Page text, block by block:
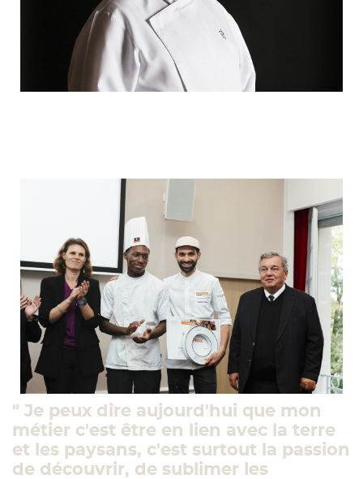
" Je peux dire aujourd'hui que mon
métier c'est être en lien avec la terre
et les paysans, c'est surtout la passion
de découvrir, de sublimer les